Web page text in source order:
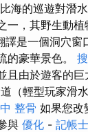
海的巡遊對潛
一，其野生動
譯是一個洞穴
的豪華景色。
且由於遊客的
（輕型玩家滑
整骨 如果您改
與 優化 - 記帳